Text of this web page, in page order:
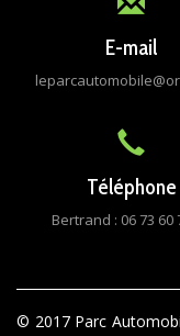
E-mail
Téléphone
Bertrand : 06 73 60
© 2017 Parc